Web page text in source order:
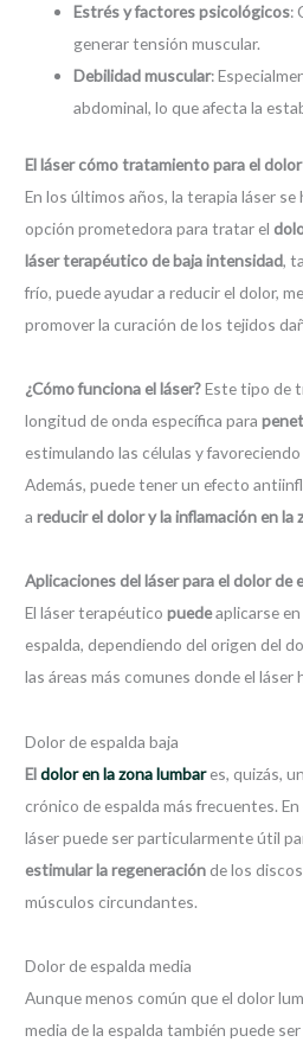
Estrés y factores psicológicos:
generar tensión muscular.
Debilidad muscular:
abdominal, lo que afecta la
El láser cómo tratamiento para el
En los últimos años, la terapia láser
opción prometedora para tratar el
láser terapéutico de baja intensidad,
frío, puede ayudar a reducir el dolor,
promover la curación de los tejidos
¿Cómo funciona el láser?Este tipo de
longitud de onda específica para
estimulando las células y
Además, puede tener un efecto
areducir el dolor y la inflamación en la
Aplicaciones del láser para el dolor de
El láser terapéuticopuedeaplicarse en
espalda, dependiendo del origen del
las áreas más comunes donde el láser
Dolor de espalda baja
Eldolor en la zona lumbar es, quizás,
crónico de espalda más frecuentes.
láser puede ser particularmente útil
estimular la regeneración de los
músculos circundantes.
Dolor de espalda media
Aunque menos común que el dolor
media de la espalda también puede